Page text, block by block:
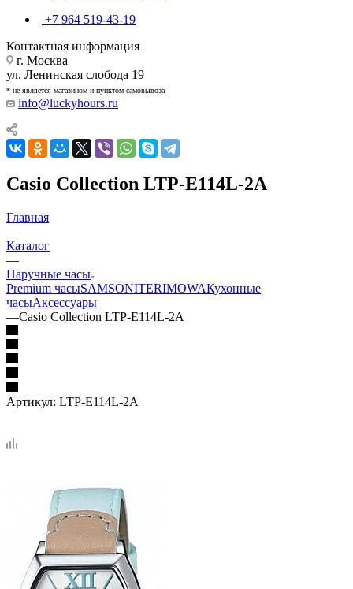
+7 964 519-43-19
Контактная информация
г. Москва
ул. Ленинская слобода 19
* не является магазином и пунктом самовывоза
info@luckyhours.ru
Casio Collection LTP-E114L-2A
Главная
—
Каталог
—
Наручные часы
Premium часыSAMSONITERIMOWAКухонные
часыАксессуары
—Casio Collection LTP-E114L-2A
Артикул: LTP-E114L-2A